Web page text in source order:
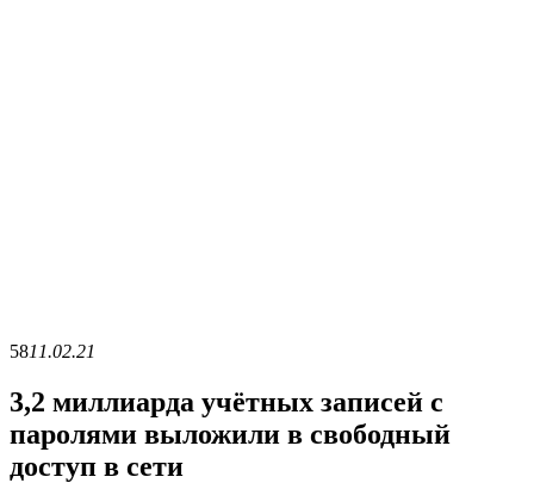
5811.02.21
3,2 миллиарда учётных записей с
паролями выложили в свободный
доступ в сети